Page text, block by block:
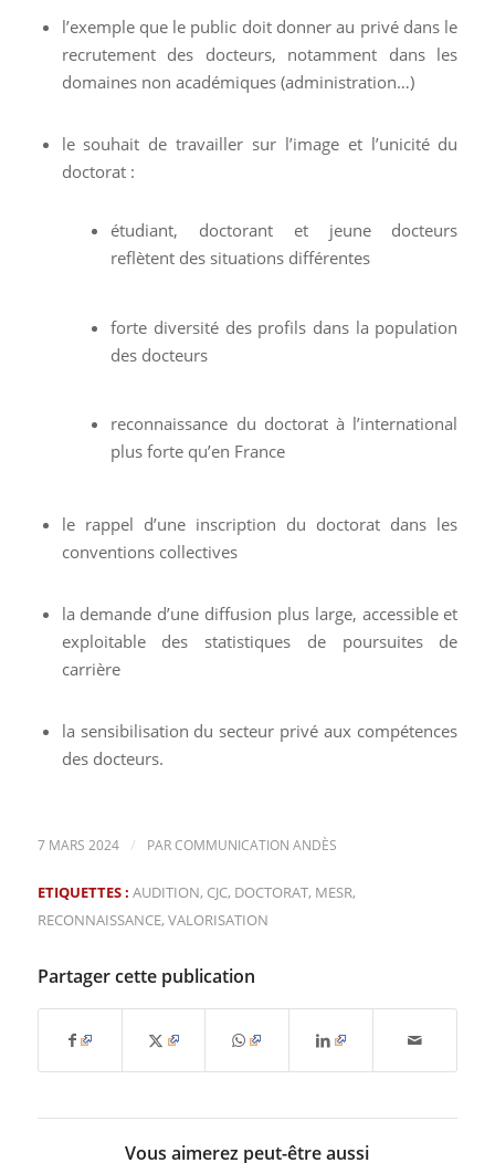
l’exemple que le public doit donner au privé dans le
recrutement des docteurs, notamment dans les
domaines non académiques (administration…)
le souhait de travailler sur l’image et l’unicité du
doctorat :
étudiant, doctorant et jeune docteurs
reflètent des situations différentes
forte diversité des profils dans la population
des docteurs
reconnaissance du doctorat à l’international
plus forte qu’en France
le rappel d’une inscription du doctorat dans les
conventions collectives
la demande d’une diffusion plus large, accessible et
exploitable des statistiques de poursuites de
carrière
la sensibilisation du secteur privé aux compétences
des docteurs.
7 MARS 2024 / PARCOMMUNICATION ANDÈS
ETIQUETTES : AUDITION, CJC, DOCTORAT, MESR,
RECONNAISSANCE, VALORISATION
Partager cette publication
Vous aimerez peut-être aussi